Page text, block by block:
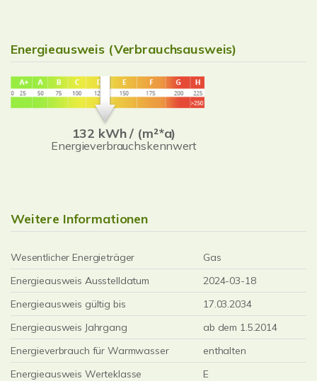
Energieausweis (Verbrauchsausweis)
132 kWh / (m²*a)
Energieverbrauchskennwert
Weitere Informationen
Wesentlicher Energieträger
Gas
Energieausweis Ausstelldatum
2024-03-18
Energieausweis gültig bis
17.03.2034
Energieausweis Jahrgang
ab dem 1.5.2014
Energieverbrauch für Warmwasser
enthalten
Energieausweis Werteklasse
E